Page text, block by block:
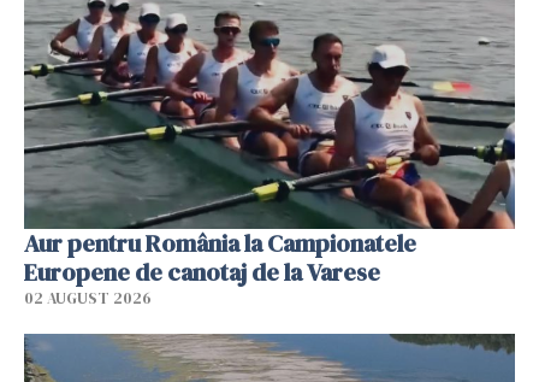
Aur pentru România la Campionatele
Europene de canotaj de la Varese
02 AUGUST 2026